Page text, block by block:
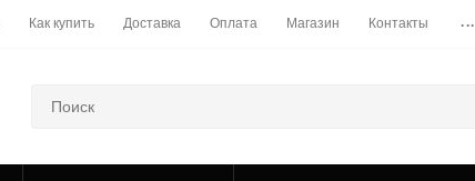
Как купить Доставка Оплата Магазин Контакты ...